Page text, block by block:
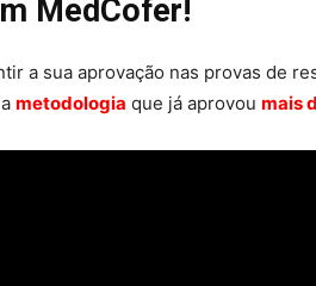
MedCofer!
a sua aprovação nas provas de
metodologia que já aprovou mais